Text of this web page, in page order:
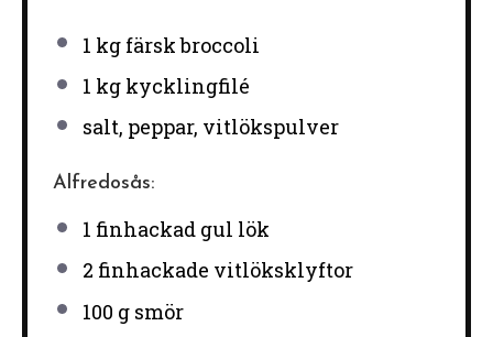
1 kg färsk broccoli
1 kg kycklingfilé
salt, peppar, vitlökspulver
Alfredosås:
1 finhackad gul lök
2 finhackade vitlöksklyftor
100 gsmör